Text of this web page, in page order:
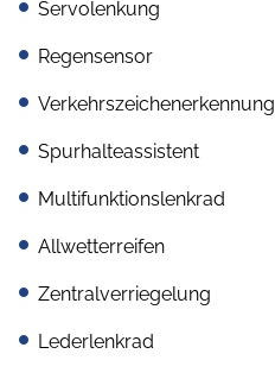
Servolenkung
Regensensor
Verkehrszeichenerkennung
Spurhalteassistent
Multifunktionslenkrad
Allwetterreifen
Zentralverriegelung
Lederlenkrad